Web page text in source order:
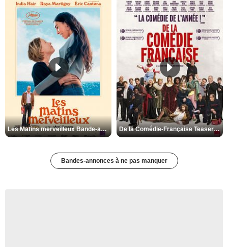
Les Matins merveilleux Bande-annonce VF De la Comédie-Française Teaser VF
Bandes-annonces à ne pas manquer